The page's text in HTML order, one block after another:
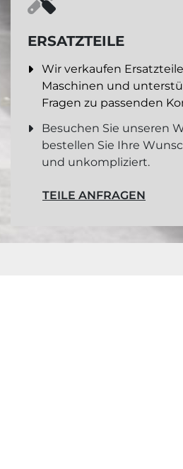
ERSATZTEILE
Wir verkaufen
Maschinen und
Fragen zu passenden
Besuchen Sie unseren
bestellen Sie Ihre
und unkompliziert.
TEILE ANFRAGEN